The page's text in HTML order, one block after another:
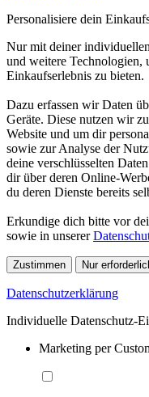
Personalisiere dein
Nur mit deiner
und weitere Technologien,
Einkaufserlebnis zu bieten.
Dazu erfassen wir Daten
Geräte. Diese nutzen wir
Website und um dir
sowie zur Analyse der
deine verschlüsselten
dir über deren Online-
du deren Dienste bereits
Erkundige dich bitte vor
sowie in unserer
Zustimmen Nur
Datenschutzerklärung
Individuelle Datenschutz-
Marketing per